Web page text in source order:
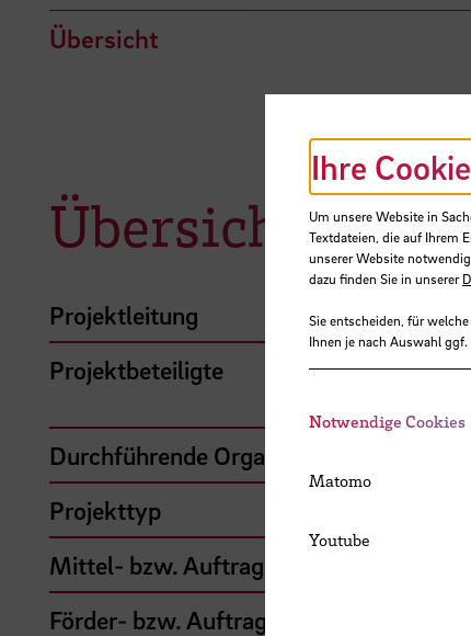
Übersicht
Übersicht
Projektleitung
Projektbeteiligte
Durchführende Organisation
Projekttyp
Mittel- bzw. Auftragsgeber
Förder- bzw. Auftragssumme
Ihre
Um unsere Website in
Textdateien, die auf Ihrem
unserer Website
dazu finden Sie in unserer
Sie entscheiden, für
Ihnen je nach Auswahl
Notwendige Cookies
Matomo
Youtube